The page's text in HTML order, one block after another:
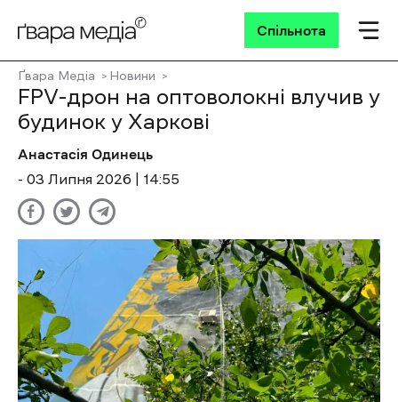
Спільнота
Ґвара Медіа Новини
FPV-дрон на оптоволокні влучив у
будинок у Харкові
Анастасія Одинець
- 03 Липня 2026 | 14:55